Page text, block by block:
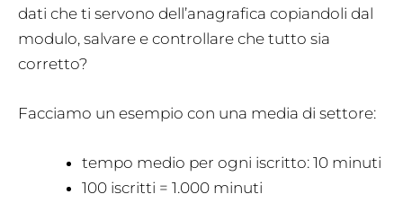
dati che ti servono dell’anagrafica copiandoli dal
modulo, salvare e controllare che tutto sia
corretto?
Facciamo un esempio con una media di settore:
tempo medio per ogni iscritto: 10 minuti
100 iscritti = 1.000 minuti